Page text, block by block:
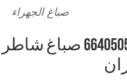
صباغ الجهراء
صباغ الجهراء